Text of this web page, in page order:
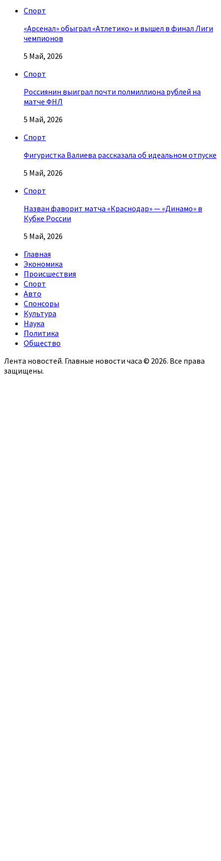
Спорт
«Арсенал» обыграл «Атлетико» и вышел в финал Лиги
чемпионов
5 Май, 2026
Спорт
Россиянин выиграл почти полмиллиона рублей на
матче ФНЛ
5 Май, 2026
Спорт
Фигуристка Валиева рассказала об идеальном отпуске
5 Май, 2026
Спорт
Назван фаворит матча «Краснодар» — «Динамо» в
Кубке России
5 Май, 2026
Главная
Экономика
Происшествия
Спорт
Авто
Спонсоры
Культура
Наука
Политика
Общество
Лента новостей. Главные новости часа © 2026. Все права
защищены.